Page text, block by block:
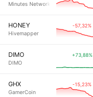
Minutes Network Token
HONEY
Hivemapper
-57,32%
DIMO
DIMO
+73,88%
GHX
GamerCoin
-15,23%